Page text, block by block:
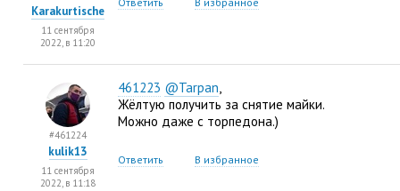
Karakurtische
11 сентября
2022, в 11:20
461223 @Tarpan,
Жёлтую получить за снятие майки.
Можно даже с торпедона.)
Ответить В избранное
#461224
kulik13
11 сентября
2022, в 11:18